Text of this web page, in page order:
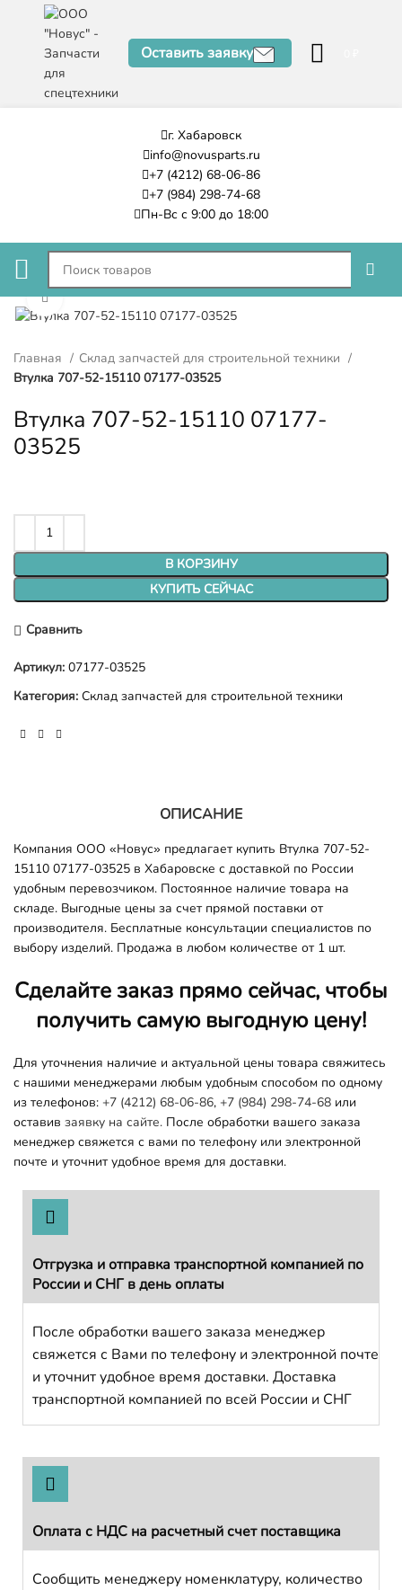
Оставить заявку
г. Хабаровск
info@novusparts.ru
+7 (4212) 68-06-86
+7 (984) 298-74-68
Пн-Вс с 9:00 до 18:00
Нажмите, чтобы увеличить
Главная
Склад запчастей для строительной техники
Втулка 707-52-15110 07177-03525
Втулка 707-52-15110 07177-
03525
В КОРЗИНУ
КУПИТЬ СЕЙЧАС
Сравнить
Артикул: 07177-03525
Категория: Склад запчастей для строительной техники
ОПИСАНИЕ
Компания ООО «Новус» предлагает купить Втулка 707-52-
15110 07177-03525 в Хабаровске с доставкой по России
удобным перевозчиком. Постоянное наличие товара на
складе. Выгодные цены за счет прямой поставки от
производителя. Бесплатные консультации специалистов по
выбору изделий. Продажа в любом количестве от 1 шт.
Сделайте заказ прямо сейчас, чтобы
получить самую выгодную цену!
Для уточнения наличие и актуальной цены товара свяжитесь
с нашими менеджерами любым удобным способом по одному
из телефонов: +7 (4212) 68-06-86, +7 (984) 298-74-68 или
оставив заявку на сайте. После обработки вашего заказа
менеджер свяжется с вами по телефону или электронной
почте и уточнит удобное время для доставки.
Отгрузка и отправка транспортной компанией по
России и СНГ в день оплаты
После обработки вашего заказа менеджер
свяжется с Вами по телефону и электронной почте
и уточнит удобное время доставки. Доставка
транспортной компанией по всей России и СНГ
Оплата с НДС на расчетный счет поставщика
Сообщить менеджеру номенклатуру, количество